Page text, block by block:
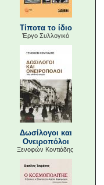
Τίποτα το ίδιο
Έργο Συλλογικό
Δωσίλογοι και
Ονειροπόλοι
Ξενοφών Κοντιάδης